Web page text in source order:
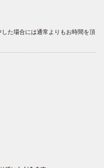
た場合には通常よりもお時間を頂